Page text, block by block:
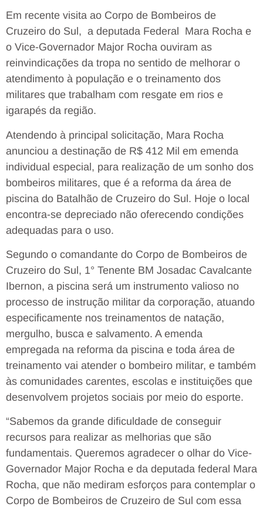
Em recente visita ao Corpo de Bombeiros de
Cruzeiro do Sul, a deputada Federal Mara Rocha e
o Vice-Governador Major Rocha ouviram as
reinvindicações da tropa no sentido de melhorar o
atendimento à população e o treinamento dos
militares que trabalham com resgate em rios e
igarapés da região.
Atendendo à principal solicitação, Mara Rocha
anunciou a destinação de R$ 412 Mil em emenda
individual especial, para realização de um sonho dos
bombeiros militares, que é a reforma da área de
piscina do Batalhão de Cruzeiro do Sul. Hoje o local
encontra-se depreciado não oferecendo condições
adequadas para o uso.
Segundo o comandante do Corpo de Bombeiros de
Cruzeiro do Sul, 1° Tenente BM Josadac Cavalcante
Ibernon, a piscina será um instrumento valioso no
processo de instrução militar da corporação, atuando
especificamente nos treinamentos de natação,
mergulho, busca e salvamento. A emenda
empregada na reforma da piscina e toda área de
treinamento vai atender o bombeiro militar, e também
às comunidades carentes, escolas e instituições que
desenvolvem projetos sociais por meio do esporte.
“Sabemos da grande dificuldade de conseguir
recursos para realizar as melhorias que são
fundamentais. Queremos agradecer o olhar do Vice-
Governador Major Rocha e da deputada federal Mara
Rocha, que não mediram esforços para contemplar o
Corpo de Bombeiros de Cruzeiro de Sul com essa